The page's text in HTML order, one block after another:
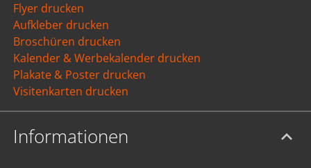
Flyer drucken
Aufkleber drucken
Broschüren drucken
Kalender & Werbekalender drucken
Plakate & Poster drucken
Visitenkarten drucken
Informationen